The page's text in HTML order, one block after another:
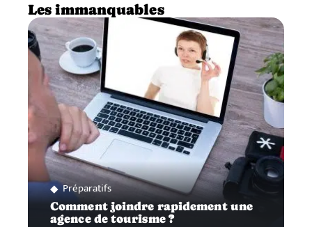
Les immanquables
Préparatifs
Comment joindre rapidement une
agence de tourisme ?